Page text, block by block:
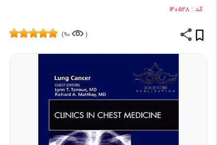
کد : 120528
(
90)